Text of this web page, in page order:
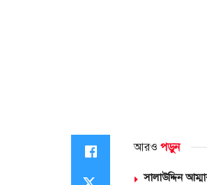
আরও পড়ুন
সালাউদ্দিন